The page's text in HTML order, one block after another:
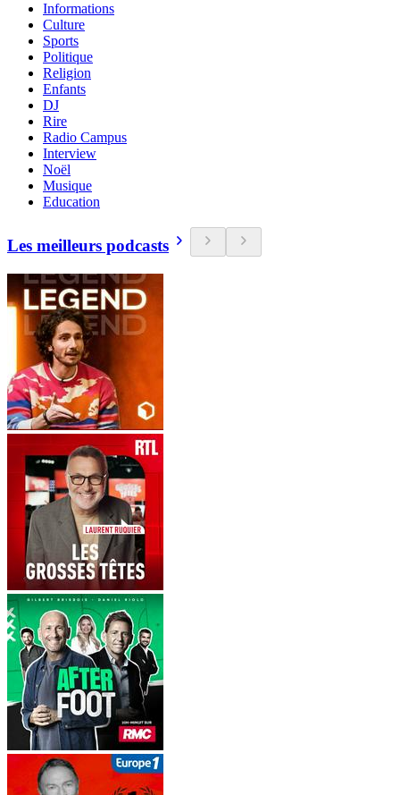
Informations
Culture
Sports
Politique
Religion
Enfants
DJ
Rire
Radio Campus
Interview
Noël
Musique
Education
Les meilleurs podcasts